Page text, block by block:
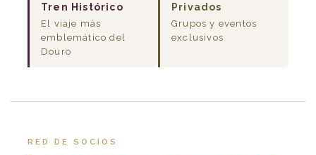
Tren Histórico
El viaje más
emblemático del
Douro
Privados
Grupos y eventos
exclusivos
RED DE SOCIOS